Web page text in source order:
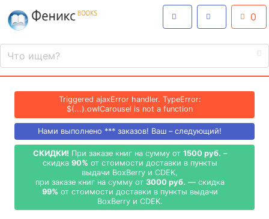
0
Triggered ajaxError handler. TypeError:
$(...).owlCarousel is not a function
Нами выполнено *** заказов! Ваш – следующий!
СКИДКИ! При заказе книг на сумму от 1500 руб. –
скидка 90% от стоимости доставки в пункты
выдачи BoxBerry и CDEK,
при заказе книг на сумму от 3000 руб. — скидка
99% от стоимости доставки в пункты выдачи
BoxBerry и CDEK.